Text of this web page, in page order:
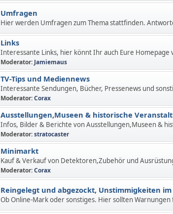
Umfragen
Hier werden Umfragen zum Thema stattfinden.
Links
Interessante Links, hier könnt Ihr auch Eure Homepage
Moderator: Jamiemaus
TV-Tips und Mediennews
Interessante Sendungen, Bücher, Pressenews und
Moderator:Corax
Ausstellungen,Museen & historische
Infos, Bilder & Berichte von Ausstellungen,Museen &
Moderator:stratocaster
Minimarkt
Kauf & Verkauf von Detektoren,Zubehör und
Moderator:Corax
Reingelegt und abgezockt, Unstimmigkeiten im
Ob Online-Mark oder sonstiges. Hier sollten